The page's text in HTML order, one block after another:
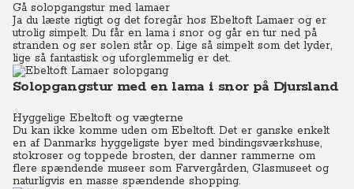
Gå solopgangstur med lamaer
Ja du læste rigtigt og det foregår hos Ebeltoft Lamaer og er
utrolig simpelt. Du får en lama i snor og går en tur ned på
stranden og ser solen står op. Lige så simpelt som det lyder,
lige så fantastisk og uforglemmelig er det.
Solopgangstur med en lama i snor på Djursland
Hyggelige Ebeltoft og vægterne
Du kan ikke komme uden om Ebeltoft. Det er ganske enkelt
en af Danmarks hyggeligste byer med bindingsværkshuse,
stokroser og toppede brosten, der danner rammerne om
flere spændende museer som Farvergården, Glasmuseet og
naturligvis en masse spændende shopping.